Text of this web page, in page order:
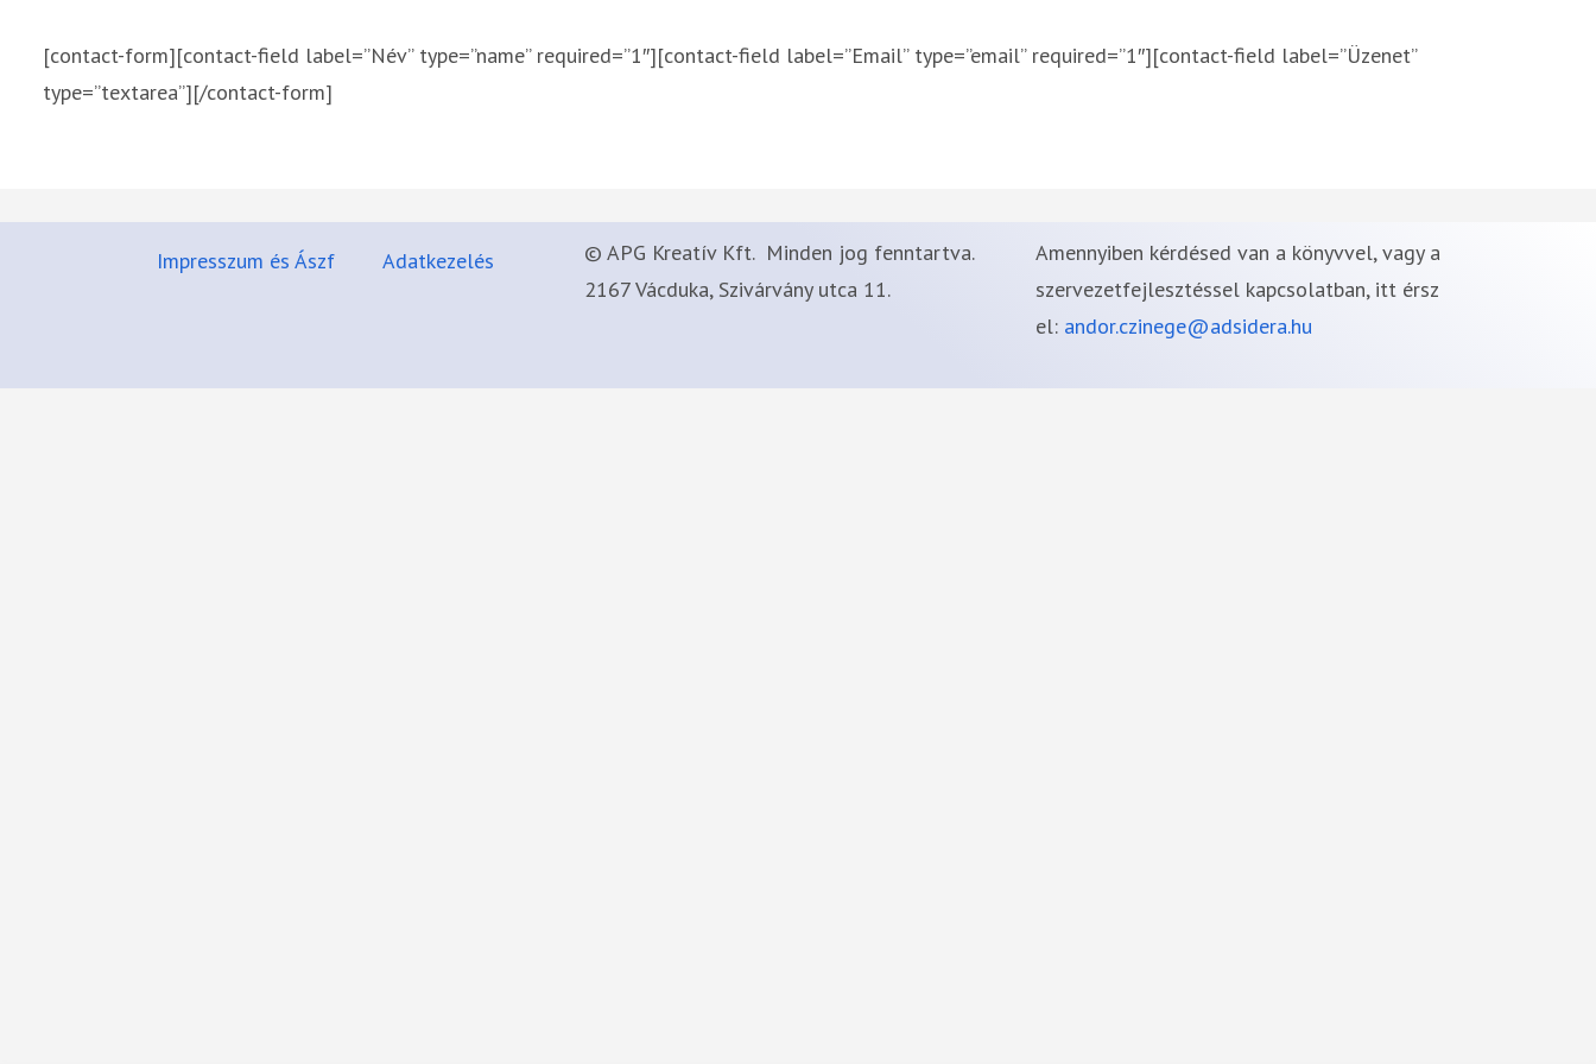
[contact-form][contact-field label=”Név” type=”name” required=”1″][contact-field label=”Email” type=”email” required=”1″][contact-field label=”Üzenet”
type=”textarea”][/contact-form]
Impresszum és Ászf Adatkezelés
© APG Kreatív Kft. Minden jog fenntartva.
2167 Vácduka, Szivárvány utca 11.
Amennyiben kérdésed van a könyvvel, vagy a
szervezetfejlesztéssel kapcsolatban, itt érsz
el: andor.czinege@adsidera.hu